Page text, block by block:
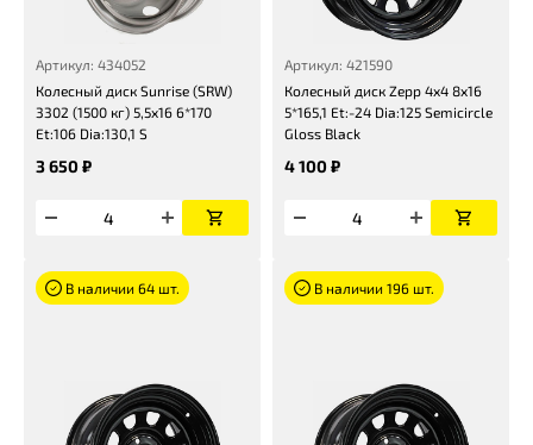
Артикул: 434052
Колесный диск Sunrise (SRW)
3302 (1500 кг) 5,5x16 6*170
Et:106 Dia:130,1 S
3 650 ₽
Артикул: 421590
Колесный диск Zepp 4х4 8x16
5*165,1 Et:-24 Dia:125 Semicircle
Gloss Black
4 100 ₽
В наличии 64 шт. В наличии 196 шт.